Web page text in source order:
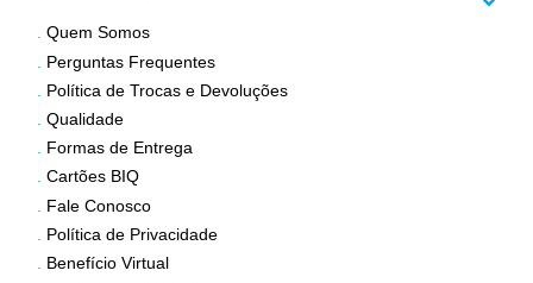
Quem Somos
Perguntas Frequentes
Política de Trocas e Devoluções
Qualidade
Formas de Entrega
Cartões BIQ
Fale Conosco
Política de Privacidade
Benefício Virtual